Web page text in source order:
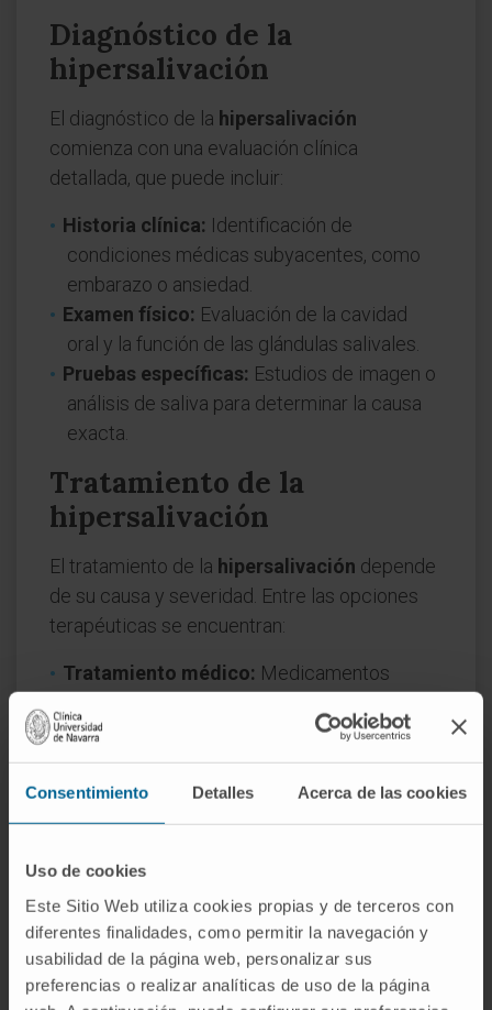
Consentimiento Detalles Acerca de las cookies
Uso de cookies
Este Sitio Web utiliza cookies propias y de terceros con
diferentes finalidades, como permitir la navegación y
usabilidad de la página web, personalizar sus
preferencias o realizar analíticas de uso de la página
Diagnóstico de la
hipersalivación
El diagnóstico de la hipersalivación
comienza con una evaluación clínica
detallada, que puede incluir:
Historia clínica: Identificación de
condiciones médicas subyacentes, como
embarazo o ansiedad.
Examen físico: Evaluación de la cavidad
oral y la función de las glándulas salivales.
Pruebas específicas: Estudios de imagen o
análisis de saliva para determinar la causa
exacta.
Tratamiento de la
hipersalivación
El tratamiento de la hipersalivación depende
de su causa y severidad. Entre las opciones
terapéuticas se encuentran:
Tratamiento médico: Medicamentos
producción de saliva.
Terapia conductual:Entrenamiento para
mejorar el manejo de la saliva.
Intervenciones quirúrgicas:En casos
modificar las glándulas salivales.
Cuándo acudir al médico
Es importante consultar a un médico si la